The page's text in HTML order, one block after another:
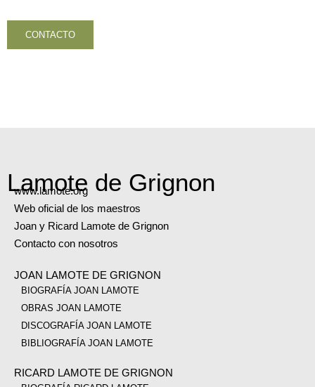
CONTACTO
Lamote de Grignon
www.lamote.org
Web oficial de los maestros
Joan y Ricard Lamote de Grignon
Contacto con nosotros
JOAN LAMOTE DE GRIGNON
BIOGRAFÍA JOAN LAMOTE
OBRAS JOAN LAMOTE
DISCOGRAFÍA JOAN LAMOTE
BIBLIOGRAFÍA JOAN LAMOTE
RICARD LAMOTE DE GRIGNON